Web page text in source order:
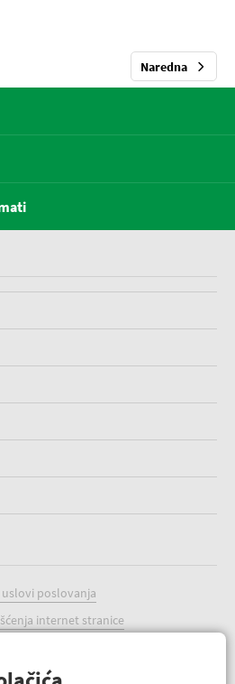
Naredna
uslovi poslovanja
internet stranice
kolačića